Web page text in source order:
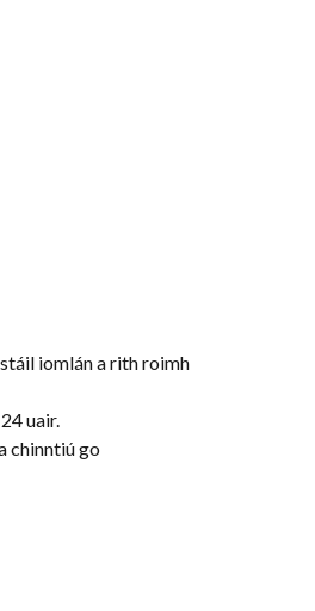
iomlán a rith roimh
uair.
chinntiú go